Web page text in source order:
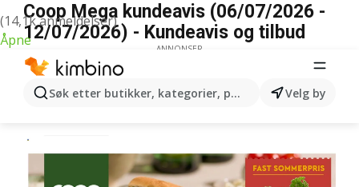
(14,1k anmeldelser)
Åpne
Søk etter butikker, kategorier, produkter...Velg by
Coop Mega kundeavis (06/07/2026 -
12/07/2026) - Kundeavis og tilbud
ANNONSER